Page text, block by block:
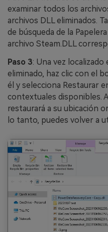
examinar todos los
archivos DLL eliminados.
de búsqueda de la
archivo Steam.DLL
Paso 3: Una vez localizado
eliminado, haz clic con el
él y selecciona Restaurar
contextuales disponibles.
restaurará a su ubicación
lo tanto, puedes volver a